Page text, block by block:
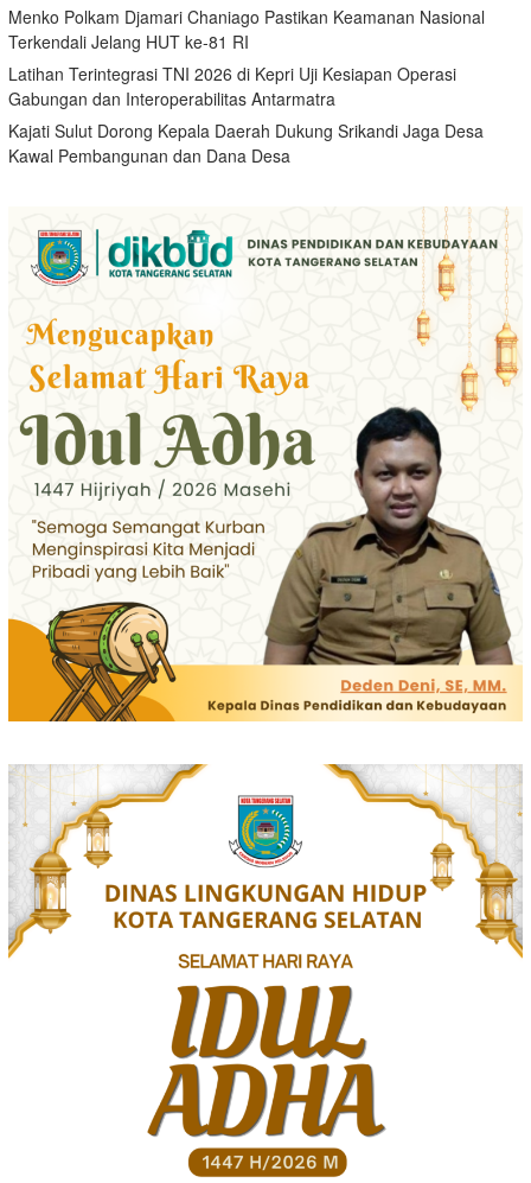
Menko Polkam Djamari Chaniago Pastikan Keamanan Nasional
Terkendali Jelang HUT ke-81 RI
Latihan Terintegrasi TNI 2026 di Kepri Uji Kesiapan Operasi
Gabungan dan Interoperabilitas Antarmatra
Kajati Sulut Dorong Kepala Daerah Dukung Srikandi Jaga Desa
Kawal Pembangunan dan Dana Desa